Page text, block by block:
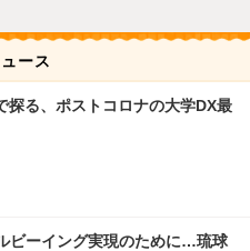
ース
探る、ポストコロナの大学DX最
ビーイング実現のために…琉球